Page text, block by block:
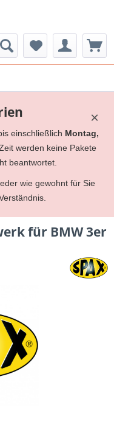
×
einschließlich Montag,
werden keine Pakete
beantwortet.
wie gewohnt für Sie
für BMW 3er